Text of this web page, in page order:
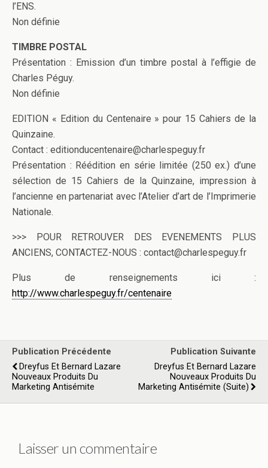
l’ENS.
Non définie
TIMBRE POSTAL
Présentation : Emission d’un timbre postal à l’effigie de
Charles Péguy.
Non définie
EDITION « Edition du Centenaire » pour 15 Cahiers de la
Quinzaine.
Contact : editionducentenaire@charlespeguy.fr
Présentation : Réédition en série limitée (250 ex.) d’une
sélection de 15 Cahiers de la Quinzaine, impression à
l’ancienne en partenariat avec l’Atelier d’art de l’Imprimerie
Nationale.
>>> POUR RETROUVER DES EVENEMENTS PLUS
ANCIENS, CONTACTEZ-NOUS : contact@charlespeguy.fr
Plus de renseignements ici :
http://www.charlespeguy.fr/centenaire
Publication Précédente
Dreyfus Et Bernard Lazare
Nouveaux Produits Du
Marketing Antisémite
Publication Suivante
Dreyfus Et Bernard Lazare
Nouveaux Produits Du
Marketing Antisémite (suite)
Laisser un commentaire